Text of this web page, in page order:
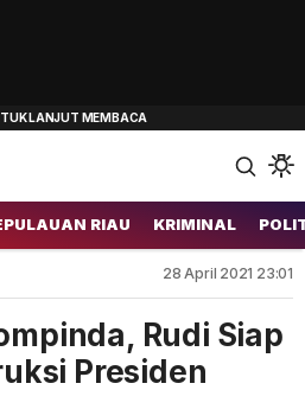
RIAU KRIMINAL
28 April 2021 23:01
Rudi Siap
Presiden